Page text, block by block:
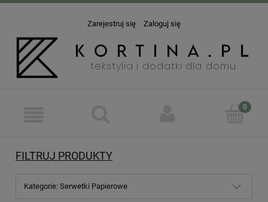
Zarejestruj się Zaloguj się
FILTRUJ PRODUKTY
Kategorie: Serwetki Papierowe